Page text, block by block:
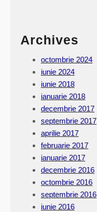
Archives
octombrie 2024
iunie 2024
iunie 2018
ianuarie 2018
decembrie 2017
septembrie 2017
aprilie 2017
februarie 2017
ianuarie 2017
decembrie 2016
octombrie 2016
septembrie 2016
iunie 2016